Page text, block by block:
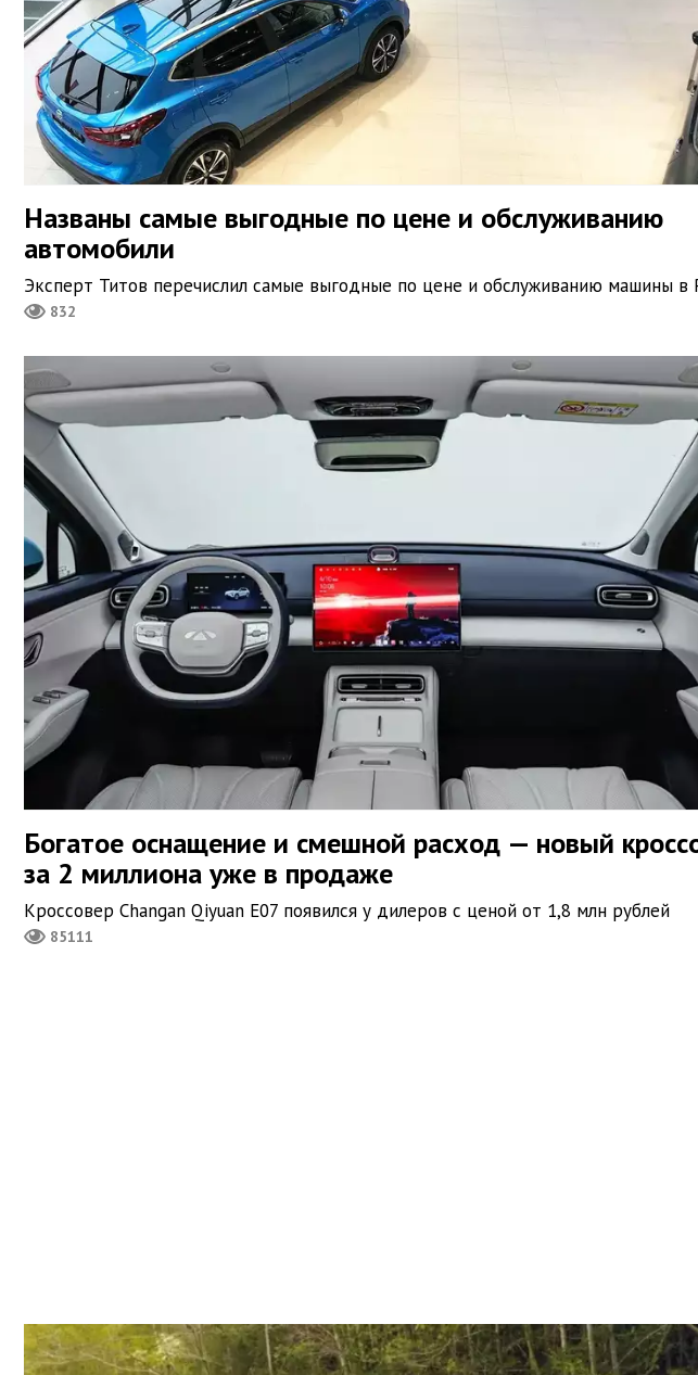
Названы самые выгодные по цене и обслуживанию
автомобили
Эксперт Титов перечислил самые выгодные по цене и обслуживанию машины в
832
Богатое оснащение и смешной расход — новый
за 2 миллиона уже в продаже
Кроссовер Changan Qiyuan E07 появился у дилеров с ценой от 1,8 млн рублей
85111